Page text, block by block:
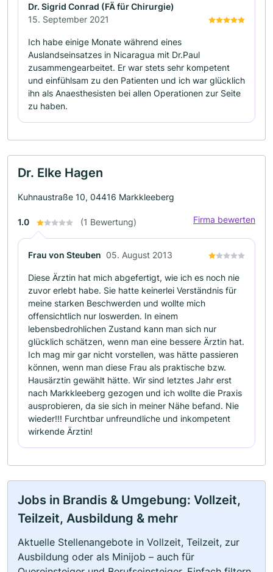
Dr. Sigrid Conrad (FÄ für Chirurgie)
15. September 2021
Ich habe einige Monate während eines
Auslandseinsatzes in Nicaragua mit Dr.Paul
zusammengearbeitet. Er war stets sehr kompetent
und einfühlsam zu den Patienten und ich war glücklich
ihn als Anaesthesisten bei allen Operationen zur Seite
zu haben.
Dr. Elke Hagen
Kuhnaustraße 10, 04416 Markkleeberg
1.0 (1 Bewertung) Firma bewerten
Frau von Steuben 05. August 2013
Diese Ärztin hat mich abgefertigt, wie ich es noch nie
zuvor erlebt habe. Sie hatte keinerlei Verständnis für
meine starken Beschwerden und wollte mich
offensichtlich nur loswerden. In einem
lebensbedrohlichen Zustand kann man sich nur
glücklich schätzen, wenn man eine bessere Ärztin hat.
Ich mag mir gar nicht vorstellen, was hätte passieren
können, wenn man diese Frau als praktische bzw.
Hausärztin gewählt hätte. Wir sind letztes Jahr erst
nach Markkleeberg gezogen und ich wollte die Praxis
ausprobieren, da sie sich in meiner Nähe befand. Nie
wieder!!! Furchtbar unfreundliche und inkompetent
wirkende Ärztin!
Jobs in Brandis & Umgebung: Vollzeit,
Teilzeit, Ausbildung & mehr
Aktuelle Stellenangebote in Vollzeit, Teilzeit, zur
Ausbildung oder als Minijob – auch für